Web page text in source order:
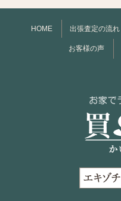
HOME 出張査定の流れ
お客様の声